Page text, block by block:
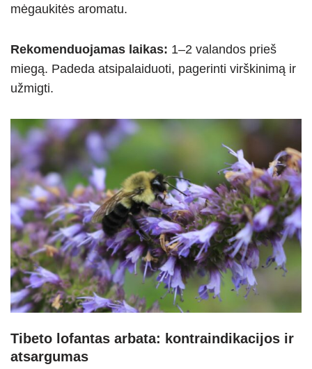
mėgaukitės aromatu.
Rekomenduojamas laikas: 1–2 valandos prieš
miegą. Padeda atsipalaiduoti, pagerinti virškinimą ir
užmigti.
Tibeto lofantas arbata: kontraindikacijos ir
atsargumas